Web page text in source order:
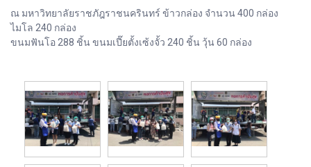
ณ มหาวิทยาลัยราชภัฎราชนครินทร์ ข้าวกล่อง จำนวน 400 กล่อง
ไมโล 240 กล่อง
ขนมฟันโอ 288 ชิ้น ขนมเปี๊ยตั้งเซ้งจั้ว 240 ชิ้น วุ้น 60 กล่อง